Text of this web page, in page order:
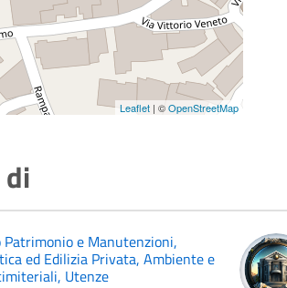
Leaflet | ©OpenStreetMap
Patrimonio e Manutenzioni,
ed Edilizia Privata, Ambiente e
Utenze